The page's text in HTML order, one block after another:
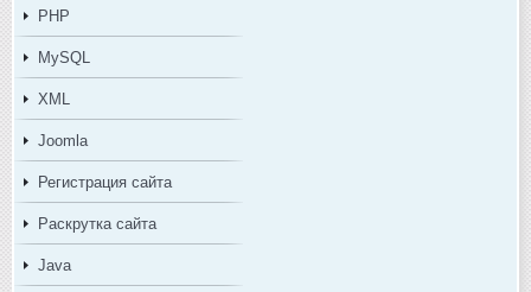
PHP
MySQL
XML
Joomla
Регистрация сайта
Раскрутка сайта
Java